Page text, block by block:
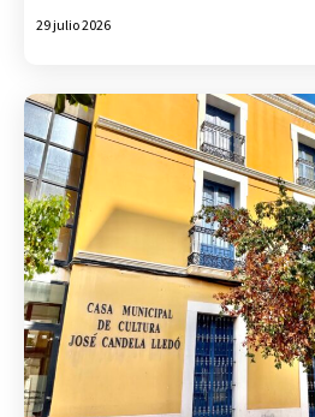
29 julio 2026